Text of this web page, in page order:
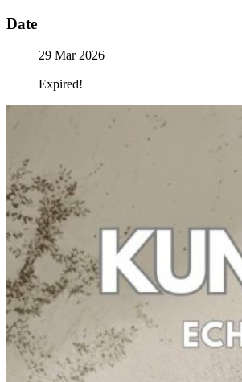
Date
29 Mar 2026
Expired!